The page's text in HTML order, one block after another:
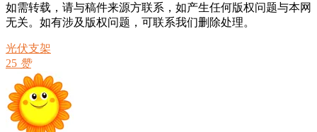
如需转载，请与稿件来源方联系，如产生任何版权问题与本网
无关。如有涉及版权问题，可联系我们删除处理。
光伏支架
25 赞